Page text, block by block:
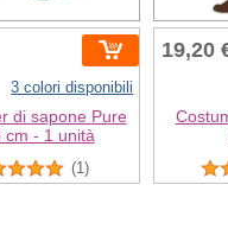
3 colori disponibili
di sapone Pure
cm - 1 unità
(1)
19,20